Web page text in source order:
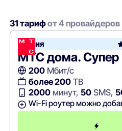
31 тарифот 4 провайдеров
Акция
МТС дома. Супер
200Мбит/с
более 200ТВ
2000минут, 50SMS,
Wi-Fi роутер можно